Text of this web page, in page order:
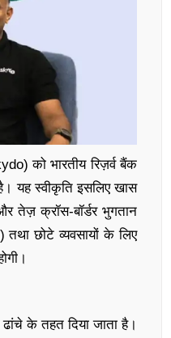
को भारतीय रिज़र्व बैंक
यह स्वीकृति इसलिए खास
तेज़ क्रॉस-बॉर्डर भुगतान
छोटे व्यवसायों के लिए
के तहत दिया जाता है।